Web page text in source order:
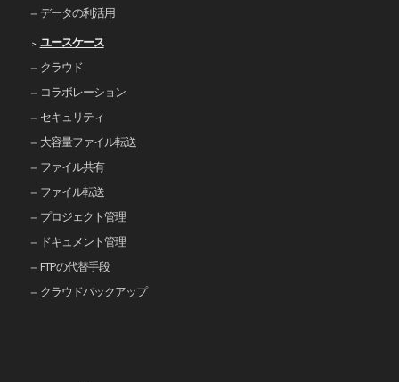
データの利活用
ユースケース
クラウド
コラボレーション
セキュリティ
大容量ファイル転送
ファイル共有
ファイル転送
プロジェクト管理
ドキュメント管理
FTPの代替手段
クラウドバックアップ